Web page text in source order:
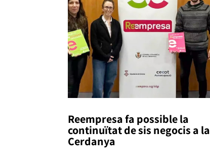
Reempresa fa possible la
continuïtat de sis negocis a la
Cerdanya